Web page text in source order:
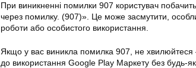
При виникненні помилки 907 користувач
через помилку. (907)». Це може засмутити,
роботи або особистого використання.
Якщо у вас виникла помилка 907, не хвилюйтеся
до використання Google Play Маркету без будь-